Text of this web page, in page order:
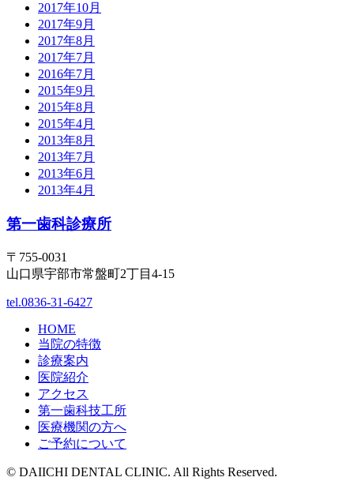
2017年10月
2017年9月
2017年8月
2017年7月
2016年7月
2015年9月
2015年8月
2015年4月
2013年8月
2013年7月
2013年6月
2013年4月
第一歯科診療所
〒755-0031
山口県宇部市常盤町2丁目4-15
tel.0836-31-6427
HOME
当院の特徴
診療案内
医院紹介
アクセス
第一歯科技工所
医療機関の方へ
ご予約について
© DAIICHI DENTAL CLINIC. All Rights Reserved.